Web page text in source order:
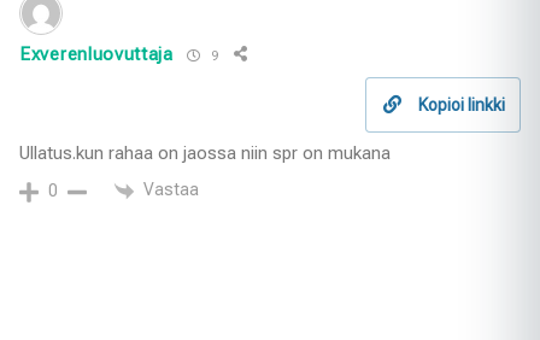
Exverenluovuttaja 9
Kopioi linkki
Ullatus.kun rahaa on jaossa niin spr on mukana
0 Vastaa